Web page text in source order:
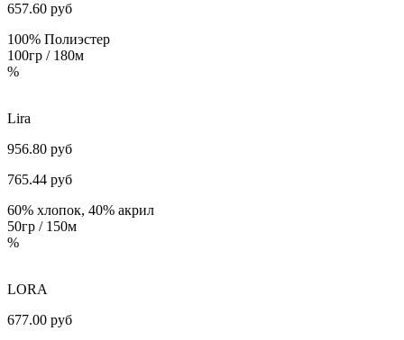
657.60 руб
100% Полиэстер
100гр / 180м
%
Lira
956.80 руб
765.44 руб
60% хлопок, 40% акрил
50гр / 150м
%
LORA
677.00 руб